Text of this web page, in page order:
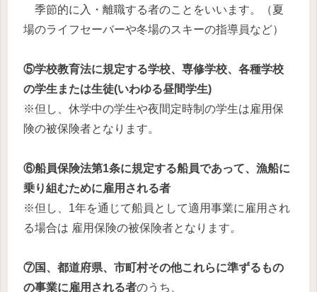
季節的に入・離職する者のことをいいます。（夏
場のライフセーバーや冬場のスキーの指導員など）
⑤学校教育法に規定する学校、専修学校、各種学校
の学生または生徒(いわゆる昼間学生)
※但し、休学中の学生や夜間定時制の学生は雇用保
険の被保険者となります。
⑥船員保険法第1条に規定する船員であって、漁船に
乗り組むために雇用される者
※但し、1年を通じて船員として適用事業に雇用され
る場合は 雇用保険の被保険者となります。
⑦国、都道府県、市町村その他これらに準ずるもの
の事業に雇用される者のうち、